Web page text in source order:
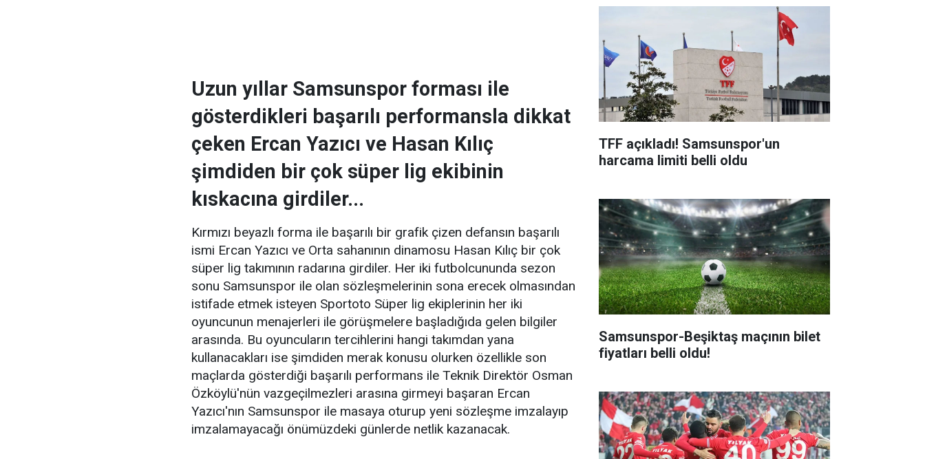
Uzun yıllar Samsunspor forması ile
gösterdikleri başarılı performansla dikkat
çeken Ercan Yazıcı ve Hasan Kılıç
şimdiden bir çok süper lig ekibinin
kıskacına girdiler...
Kırmızı beyazlı forma ile başarılı bir grafik çizen defansın başarılı
ismi Ercan Yazıcı ve Orta sahanının dinamosu Hasan Kılıç bir çok
süper lig takımının radarına girdiler. Her iki futbolcununda sezon
sonu Samsunspor ile olan sözleşmelerinin sona erecek olmasından
istifade etmek isteyen Sportoto Süper lig ekiplerinin her iki
oyuncunun menajerleri ile görüşmelere başladığıda gelen bilgiler
arasında. Bu oyuncuların tercihlerini hangi takımdan yana
kullanacakları ise şimdiden merak konusu olurken özellikle son
maçlarda gösterdiği başarılı performans ile Teknik Direktör Osman
Özköylü'nün vazgeçilmezleri arasına girmeyi başaran Ercan
Yazıcı'nın Samsunspor ile masaya oturup yeni sözleşme imzalayıp
imzalamayacağı önümüzdeki günlerde netlik kazanacak.
TFF açıkladı! Samsunspor'un
harcama limiti belli oldu
Samsunspor-Beşiktaş maçının bilet
fiyatları belli oldu!